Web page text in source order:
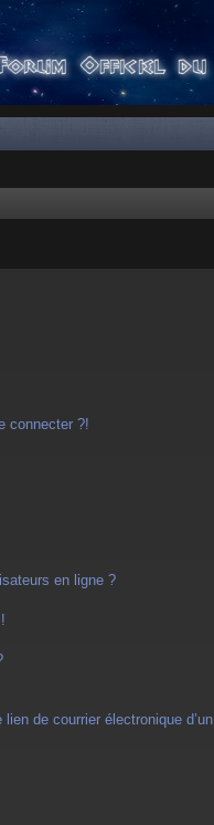
connecter ?!
en ligne ?
de courrier électronique d’un